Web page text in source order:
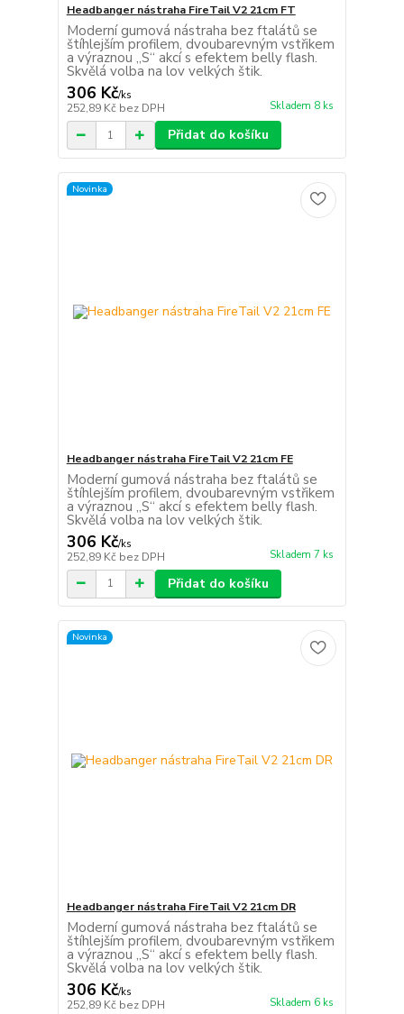
Headbanger nástraha FireTail V2 21cm FT
Moderní gumová nástraha bez ftalátů se
štíhlejším profilem, dvoubarevným vstřikem
a výraznou „S“ akcí s efektem belly flash.
Skvělá volba na lov velkých štik.
306 Kč/ks
252,89 Kč bez DPH Skladem 8 ks
Přidat do košíku
Novinka
Headbanger nástraha FireTail V2 21cm FE
Moderní gumová nástraha bez ftalátů se
štíhlejším profilem, dvoubarevným vstřikem
a výraznou „S“ akcí s efektem belly flash.
Skvělá volba na lov velkých štik.
306 Kč/ks
252,89 Kč bez DPH Skladem 7 ks
Přidat do košíku
Novinka
Headbanger nástraha FireTail V2 21cm DR
Moderní gumová nástraha bez ftalátů se
štíhlejším profilem, dvoubarevným vstřikem
a výraznou „S“ akcí s efektem belly flash.
Skvělá volba na lov velkých štik.
306 Kč/ks
252,89 Kč bez DPH Skladem 6 ks